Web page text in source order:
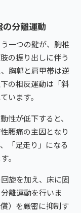
分離運動
一つの鍵が、胸椎
の振り出しに伴う
胸郭と肩甲帯は逆
の相反運動は「斜
います。
性が低下すると、
腰痛の主因となり
「足走り」になる
。
旋を加え、床に固
離運動を行いま
）を厳密に抑制す